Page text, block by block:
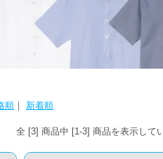
順 ｜ 新着順
全 [3] 商品中 [1-3] 商品を表示して